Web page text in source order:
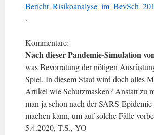
.
Kommentare:
Nach dieser Pandemie-Simulation
was Bevorratung der nötigen
Spiel. In diesem Staat wird doch alles
Artikel wie Schutzmasken? Anstatt zu
man ja schon nach der SARS-
machen kann, um auf solche Fälle
5.4.2020, T.S., YO